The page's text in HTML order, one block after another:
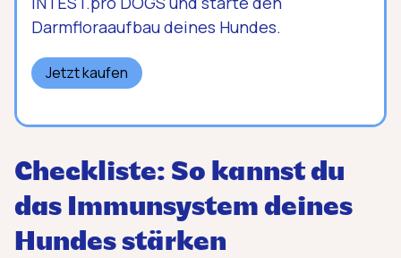
Darmfloraaufbau deines Hundes.
Jetzt kaufen
Checkliste: So kannst du
das Immunsystem deines
Hundes stärken